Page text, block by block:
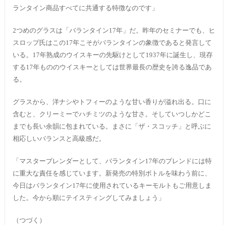
ランタイン商品すべてに共通する特徴なのです」
2つめのグラスは「バランタイン17年」だ。昨年のセミナーでも、ヒ
スロップ氏はこの17年こそがバランタインの象徴であると発言して
いる。17年熟成のウイスキーの先駆けとして1937年に誕生し、現存
する17年もののウイスキーとしては世界最長の歴史を誇る逸品であ
る。
グラスから、洋ナシやトフィーのような甘い香りが溢れ出る。口に
含むと、クリーミーでハチミツのような甘さ。そしていつしかどこ
までも長い余韻に包まれている。まさに「ザ・スコッチ」と呼ぶに
相応しいバランスと高級感だ。
「マスターブレンダーとして、バランタイン17年のブレンドには特
に重大な責任を感じています。新発売の特別ボトルを味わう前に、
今日はバランタイン17年に使用されているキーモルトもご用意しま
した。今から順にテイスティングしてみましょう」
（つづく）